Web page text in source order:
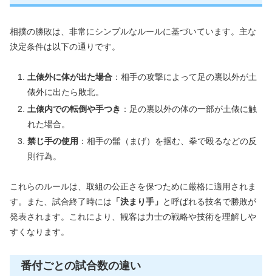
相撲の勝敗は、非常にシンプルなルールに基づいています。主な
決定条件は以下の通りです。
土俵外に体が出た場合：相手の攻撃によって足の裏以外が土
俵外に出たら敗北。
土俵内での転倒や手つき ：足の裏以外の体の一部が土俵に触
れた場合。
禁じ手の使用 ：相手の髷（まげ）を掴む、拳で殴るなどの反
則行為。
これらのルールは、取組の公正さを保つために厳格に適用されま
す。また、試合終了時には 「決まり手」 と呼ばれる技名で勝敗が
発表されます。これにより、観客は力士の戦略や技術を理解しや
すくなります。
番付ごとの試合数の違い